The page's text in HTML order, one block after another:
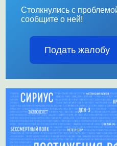
Столкнулись с
сообщите о ней!
Подать жалобу